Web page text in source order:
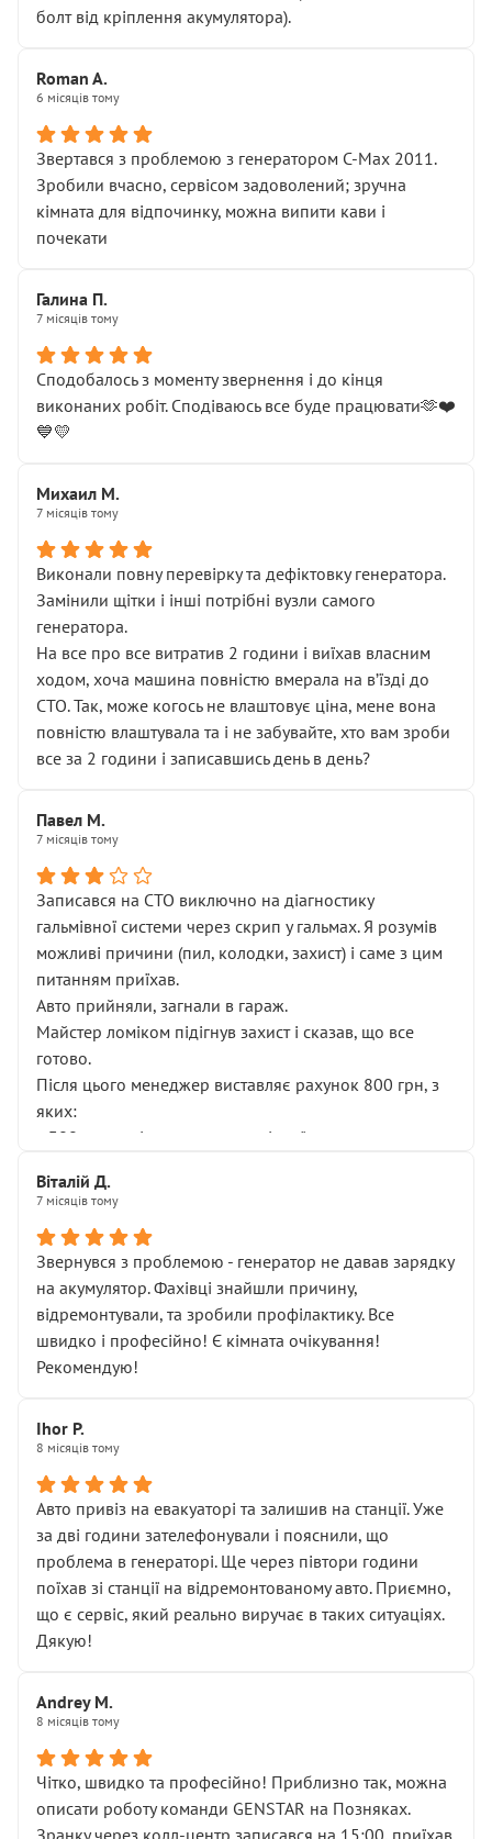
болт від кріплення акумулятора).
Roman A.
6 місяців тому
Звертався з проблемою з генератором C-Max 2011.
Зробили вчасно, сервісом задоволений; зручна
кімната для відпочинку, можна випити кави і
почекати
Галина П.
7 місяців тому
Сподобалось з моменту звернення і до кінця
виконаних робіт. Сподіваюсь все буде працювати🫶❤️
💙💛
Михаил М.
7 місяців тому
Виконали повну перевірку та дефіктовку генератора.
Замінили щітки і інші потрібні вузли самого
генератора.
На все про все витратив 2 години і виїхав власним
ходом, хоча машина повністю вмерала на вʼїзді до
СТО. Так, може когось не влаштовує ціна, мене вона
повністю влаштувала та і не забувайте, хто вам зроби
все за 2 години і записавшись день в день?
Павел М.
7 місяців тому
Записався на СТО виключно на діагностику
гальмівної системи через скрип у гальмах. Я розумів
можливі причини (пил, колодки, захист) і саме з цим
питанням приїхав.
Авто прийняли, загнали в гараж.
Майстер ломіком підігнув захист і сказав, що все
готово.
Після цього менеджер виставляє рахунок 800 грн, з
яких:
• 300 грн — діагностика гальмівної системи
НЕ погоджував
послуга. Тим більше, я був поруч і жодної реальної
діагностики ходової не проводилось. Після
зауваження гроші за цю “послугу” повернули, що
лише підтвердило мою правоту.
Але головне — я виїжджаю з боксу, і скрип у гальмах
залишився таким самим, як і був. Тобто оплачена
Далі ситуація тільки погіршилась:
• сказали, що тепер “потрібно знімати колеса”
• що біля авто стояти вже не можна
• почали озвучувати купу додаткових робіт без
чіткого пояснення
( ну все зняли та доробили) дякую!
Окремий момент, який виглядає абсурдно:
мені заявили, що бачок гальмівної рідини потрібно
міняти разом із головним гальмівним циліндром у
Для людини, яка хоча б трохи розуміється на техніці,
це звучить як мінімум непрофесійно, а як максимум —
спроба продати дорогий вузол замість елементарних
ущільнювачів.
Що прикро — це не перший мій візит. Раніше міняв у
вас стартер, і тоді сервіс наче справив хороше
Віталій Д.
7 місяців тому
Звернувся з проблемою - генератор не давав зарядку
на акумулятор. Фахівці знайшли причину,
відремонтували, та зробили профілактику. Все
швидко і професійно! Є кімната очікування!
Рекомендую!
Ihor P.
8 місяців тому
Авто привіз на евакуаторі та залишив на станції. Уже
за дві години зателефонували і пояснили, що
проблема в генераторі. Ще через півтори години
поїхав зі станції на відремонтованому авто. Приємно,
що є сервіс, який реально виручає в таких ситуаціях.
Дякую!
Andrey M.
8 місяців тому
Чітко, швидко та професійно! Приблизно так, можна
описати роботу команди GENSTAR на Позняках.
Зранку через колл-центр записався на 15:00, приїхав